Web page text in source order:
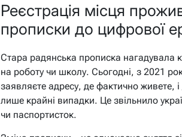
Реєстрація місця
прописки до цифрової
Стара радянська прописка
на роботу чи школу. Сьогодні, з 2021
заявляєте адресу, де фактично живете,
лише крайні випадки. Це звільнило
чи паспортисток.